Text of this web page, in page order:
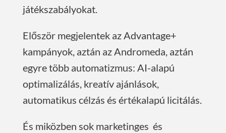
játékszabályokat.
Először megjelentek az Advantage+
kampányok, aztán az Andromeda, aztán
egyre több automatizmus: AI-alapú
optimalizálás, kreatív ajánlások,
automatikus célzás és értékalapú licitálás.
És miközben sok marketinges és